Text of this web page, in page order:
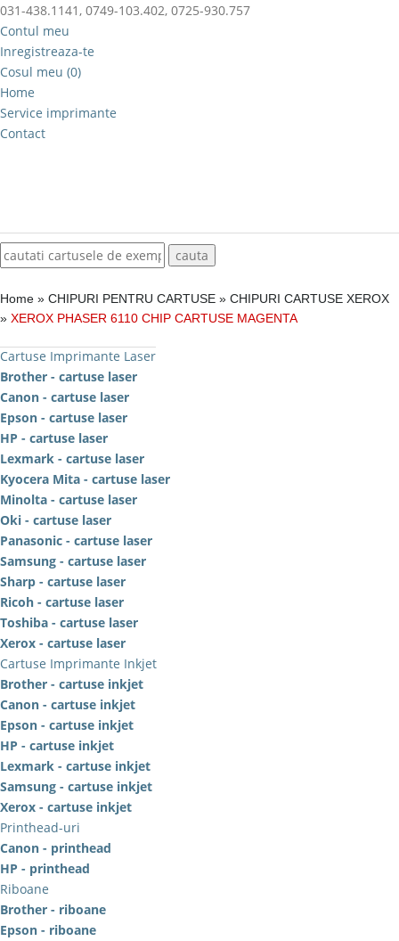
031-438.1141, 0749-103.402, 0725-930.757
Contul meu
Inregistreaza-te
Cosul meu (0)
Home
Service imprimante
Contact
Home » CHIPURI PENTRU CARTUSE » CHIPURI CARTUSE XEROX
» XEROX PHASER 6110 CHIP CARTUSE MAGENTA
Cartuse Imprimante Laser
Brother - cartuse laser
Canon - cartuse laser
Epson - cartuse laser
HP - cartuse laser
Lexmark - cartuse laser
Kyocera Mita - cartuse laser
Minolta - cartuse laser
Oki - cartuse laser
Panasonic - cartuse laser
Samsung - cartuse laser
Sharp - cartuse laser
Ricoh - cartuse laser
Toshiba - cartuse laser
Xerox - cartuse laser
Cartuse Imprimante Inkjet
Brother - cartuse inkjet
Canon - cartuse inkjet
Epson - cartuse inkjet
HP - cartuse inkjet
Lexmark - cartuse inkjet
Samsung - cartuse inkjet
Xerox - cartuse inkjet
Printhead-uri
Canon - printhead
HP - printhead
Riboane
Brother - riboane
Epson - riboane